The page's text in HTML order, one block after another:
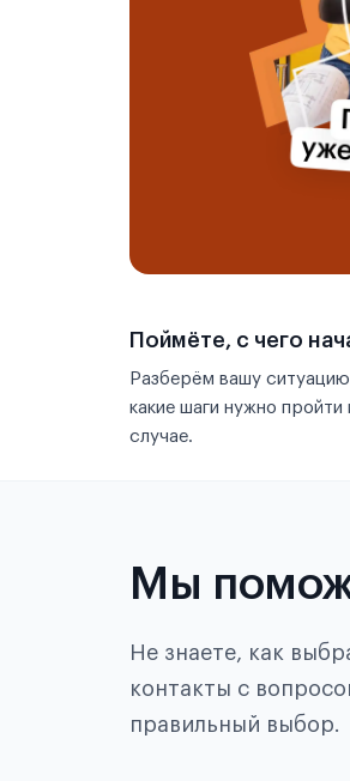
Поймёте, с чего
Разберём вашу
какие шаги нужно
случае.
Мы
Не знаете, как
контакты с
правильный выбор.